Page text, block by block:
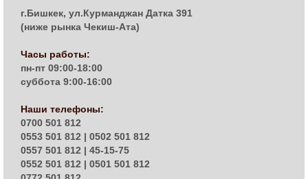
г.Бишкек, ул.Курманджан Датка 391
(ниже рынка Чекиш-Ата)
Часы работы:
пн-пт 09:00-18:00
суббота 9:00-16:00
Наши телефоны:
0700 501 812
0553 501 812 | 0502 501 812
0557 501 812 | 45-15-75
0552 501 812 | 0501 501 812